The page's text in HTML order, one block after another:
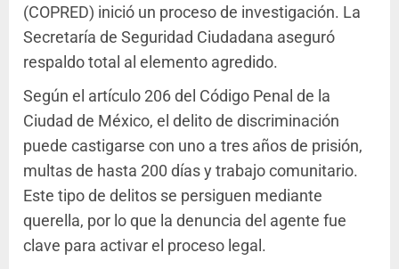
(COPRED) inició un proceso de investigación. La
Secretaría de Seguridad Ciudadana aseguró
respaldo total al elemento agredido.
Según el artículo 206 del Código Penal de la
Ciudad de México, el delito de discriminación
puede castigarse con uno a tres años de prisión,
multas de hasta 200 días y trabajo comunitario.
Este tipo de delitos se persiguen mediante
querella, por lo que la denuncia del agente fue
clave para activar el proceso legal.